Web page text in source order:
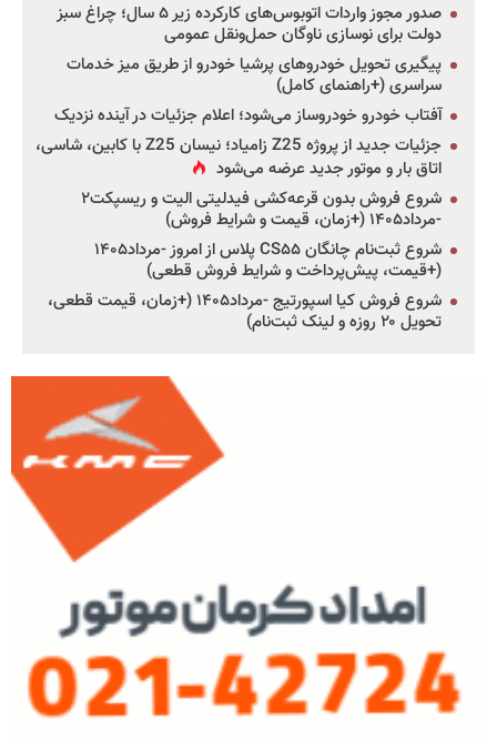
صدور مجوز واردات اتوبوس‌های کارکرده زیر ۵ سال؛ چراغ سبز
دولت برای نوسازی ناوگان حمل‌ونقل عمومی
پیگیری تحویل خودروهای پرشیا خودرو از طریق میز خدمات
سراسری (+راهنمای کامل)
آفتاب خودرو خودروساز می‌شود؛ اعلام جزئیات در آینده نزدیک
جزئیات جدید از پروژه Z25 زامیاد؛ نیسان Z25 با کابین، شاسی،
اتاق بار و موتور جدید عرضه می‌شود
شروع فروش بدون قرعه‌کشی فیدلیتی الیت و ریسپکت۲
-مرداد۱۴۰۵ (+زمان، قیمت و شرایط فروش)
شروع ثبت‌نام چانگان CS۵۵ پلاس از امروز -مرداد۱۴۰۵
(+قیمت، پیش‌پرداخت و شرایط فروش قطعی)
شروع فروش کیا اسپورتیج -مرداد۱۴۰۵ (+زمان، قیمت قطعی،
تحویل ۲۰ روزه و لینک ثبت‌نام)